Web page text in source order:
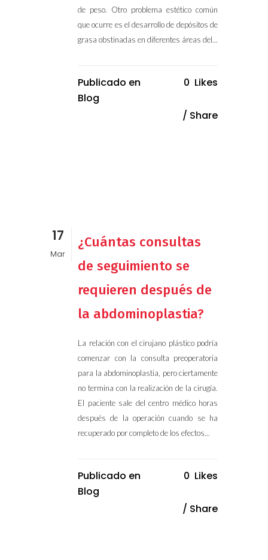
de peso. Otro problema estético común
que ocurre es el desarrollo de depósitos de
grasa obstinadas en diferentes áreas del...
Publicado en
Blog
0 Likes
Share
17
Mar
¿Cuántas consultas
de seguimiento se
requieren después de
la abdominoplastia?
La relación con el cirujano plástico podría
comenzar con la consulta preoperatoria
para la abdominoplastia, pero ciertamente
no termina con la realización de la cirugía.
El paciente sale del centro médico horas
después de la operación cuando se ha
recuperado por completo de los efectos...
Publicado en
Blog
0 Likes
Share